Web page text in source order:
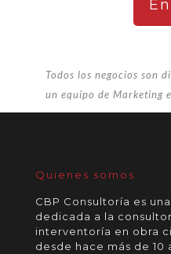
Todos los negocios son
un equipo de Marketing
Quienes somos
CBP Consultoría es
dedicada a la
interventoría en obra
desde hace más de 10